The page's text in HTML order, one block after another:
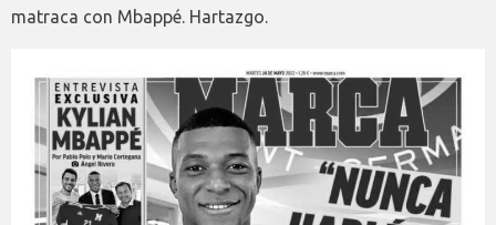
matraca con Mbappé. Hartazgo.